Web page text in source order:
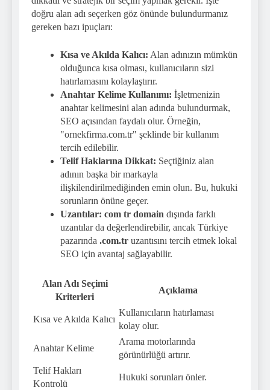
doğru alan adı seçerken göz önünde bulundurmanız
gereken bazı ipuçları:
Kısa ve Akılda Kalıcı: Alan adınızın mümkün
olduğunca kısa olması, kullanıcıların sizi
hatırlamasını kolaylaştırır.
Anahtar Kelime Kullanımı: İşletmenizin
anahtar kelimesini alan adında bulundurmak,
SEO açısından faydalı olur. Örneğin,
"ornekfirma.com.tr" şeklinde bir kullanım
tercih edilebilir.
Telif Haklarına Dikkat: Seçtiğiniz alan
adının başka bir markayla
ilişkilendirilmediğinden emin olun. Bu, hukuki
sorunların önüne geçer.
Uzantılar: com tr domain dışında farklı
uzantılar da değerlendirebilir, ancak Türkiye
pazarında .com.tr uzantısını tercih etmek lokal
SEO için avantaj sağlayabilir.
Alan Adı Seçimi
Kriterleri
Açıklama
Kısa ve Akılda Kalıcı
Kullanıcıların hatırlaması
kolay olur.
Anahtar Kelime
Arama motorlarında
görünürlüğü artırır.
Telif Hakları
Kontrolü
Hukuki sorunları önler.